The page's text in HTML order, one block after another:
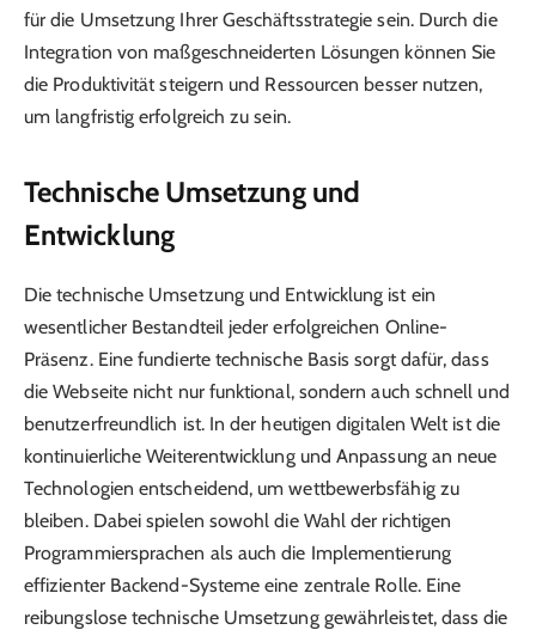
für die Umsetzung Ihrer Geschäftsstrategie sein. Durch die
Integration von maßgeschneiderten Lösungen können Sie
die Produktivität steigern und Ressourcen besser nutzen,
um langfristig erfolgreich zu sein.
Technische Umsetzung und
Entwicklung
Die technische Umsetzung und Entwicklung ist ein
wesentlicher Bestandteil jeder erfolgreichen Online-
Präsenz. Eine fundierte technische Basis sorgt dafür, dass
die Webseite nicht nur funktional, sondern auch schnell und
benutzerfreundlich ist. In der heutigen digitalen Welt ist die
kontinuierliche Weiterentwicklung und Anpassung an neue
Technologien entscheidend, um wettbewerbsfähig zu
bleiben. Dabei spielen sowohl die Wahl der richtigen
Programmiersprachen als auch die Implementierung
effizienter Backend-Systeme eine zentrale Rolle. Eine
reibungslose technische Umsetzung gewährleistet, dass die